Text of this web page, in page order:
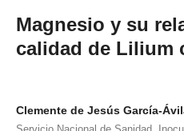
Magnesio y su
calidad de Lilium
Clemente de Jesús García-